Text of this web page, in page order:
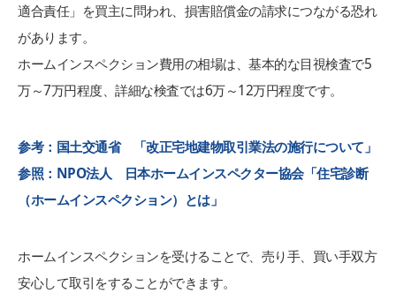
適合責任」を買主に問われ、損害賠償金の請求につながる恐れ
があります。
ホームインスペクション費用の相場は、基本的な目視検査で5
万～7万円程度、詳細な検査では6万～12万円程度です。
参考：国土交通省 「改正宅地建物取引業法の施行について」
参照：NPO法人 日本ホームインスペクター協会「住宅診断
（ホームインスペクション）とは」
ホームインスペクションを受けることで、売り手、買い手双方
安心して取引をすることができます。